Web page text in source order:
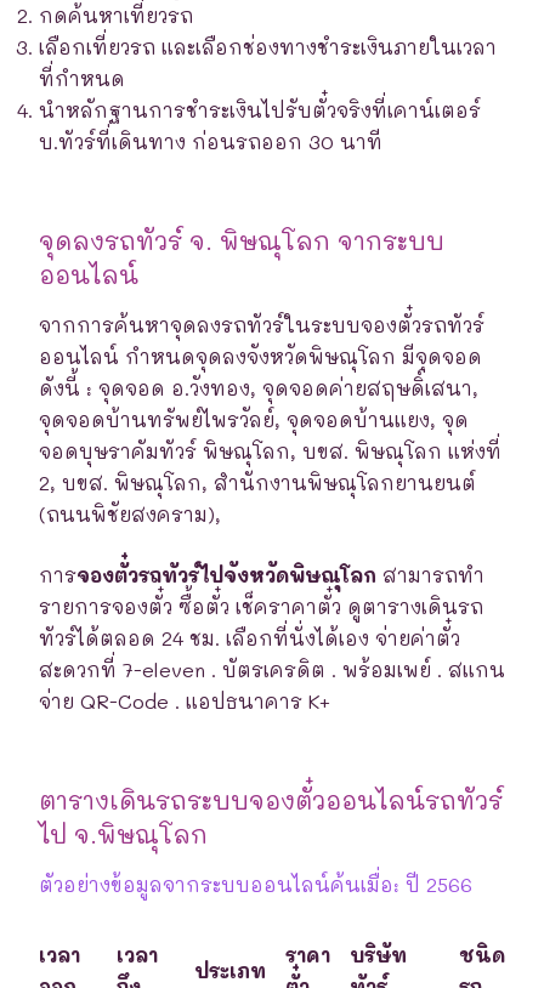
กดค้นหาเที่ยวรถ
เลือกเที่ยวรถ และเลือกช่องทางชำระเงินภายในเวลา
ที่กำหนด
นำหลักฐานการชำระเงินไปรับตั๋วจริงที่เคาน์เตอร์
บ.ทัวร์ที่เดินทาง ก่อนรถออก 30 นาที
จุดลงรถทัวร์ จ. พิษณุโลก จากระบบ
ออนไลน์
จากการค้นหาจุดลงรถทัวร์ในระบบจองตั๋วรถทัวร์
ออนไลน์ กำหนดจุดลงจังหวัดพิษณุโลก มีจุดจอด
ดังนี้ : จุดจอด อ.วังทอง, จุดจอดค่ายสฤษดิ์เสนา,
จุดจอดบ้านทรัพย์ไพรวัลย์, จุดจอดบ้านแยง, จุด
จอดบุษราคัมทัวร์ พิษณุโลก, บขส. พิษณุโลก แห่งที่
2, บขส. พิษณุโลก, สำนักงานพิษณุโลกยานยนต์
(ถนนพิชัยสงคราม),
การจองตั๋วรถทัวร์ไปจังหวัดพิษณุโลก สามารถทำ
รายการจองตั๋ว ซื้อตั๋ว เช็คราคาตั๋ว ดูตารางเดินรถ
ทัวร์ได้ตลอด 24 ชม. เลือกที่นั่งได้เอง จ่ายค่าตั๋ว
สะดวกที่ 7-eleven . บัตรเครดิต . พร้อมเพย์ . สแกน
จ่าย QR-Code . แอปธนาคาร K+
ตารางเดินรถระบบจองตั๋วออนไลน์รถทัวร์
ไป จ.พิษณุโลก
ตัวอย่างข้อมูลจากระบบออนไลน์ค้นเมื่อ: ปี 2566
เวลา
เวลา
ประเภท
ราคา
บริษัท
ชนิด